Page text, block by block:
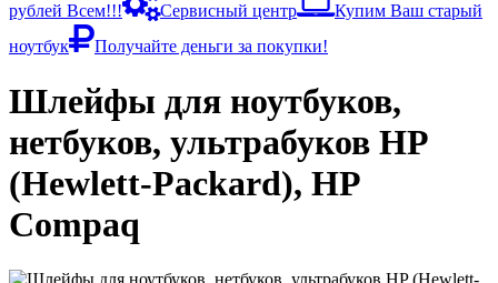
рублей Всем!!!
Сервисный центр
Купим Ваш старый
ноутбук
Получайте деньги за покупки!
Шлейфы для ноутбуков,
нетбуков, ультрабуков HP
(Hewlett-Packard), HP
Compaq